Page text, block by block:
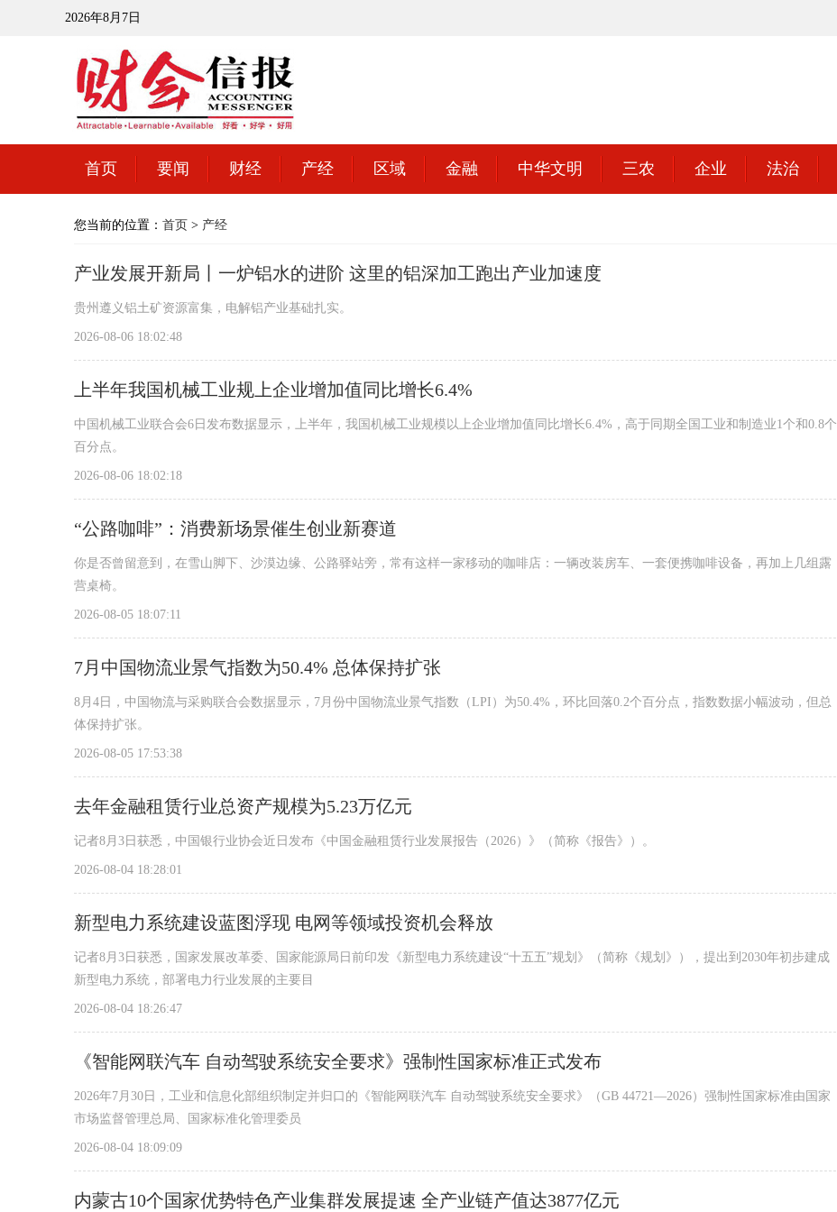
2026年8月7日
首页 要闻 财经 产经 区域 金融 中华文明 三农 企业 法治
您当前的位置： 首页 > 产经
产业发展开新局丨一炉铝水的进阶 这里的铝深加工跑出产业加速度
贵州遵义铝土矿资源富集，电解铝产业基础扎实。
2026-08-06 18:02:48
上半年我国机械工业规上企业增加值同比增长6.4%
中国机械工业联合会6日发布数据显示，上半年，我国机械工业规模以上企业增加值同比增长6.4%，高于同期全国工业和制造业1个和0.8个
百分点。
2026-08-06 18:02:18
“公路咖啡”：消费新场景催生创业新赛道
你是否曾留意到，在雪山脚下、沙漠边缘、公路驿站旁，常有这样一家移动的咖啡店：一辆改装房车、一套便携咖啡设备，再加上几组露
营桌椅。
2026-08-05 18:07:11
7月中国物流业景气指数为50.4% 总体保持扩张
8月4日，中国物流与采购联合会数据显示，7月份中国物流业景气指数（LPI）为50.4%，环比回落0.2个百分点，指数数据小幅波动，但总
体保持扩张。
2026-08-05 17:53:38
去年金融租赁行业总资产规模为5.23万亿元
记者8月3日获悉，中国银行业协会近日发布《中国金融租赁行业发展报告（2026）》（简称《报告》）。
2026-08-04 18:28:01
新型电力系统建设蓝图浮现 电网等领域投资机会释放
记者8月3日获悉，国家发展改革委、国家能源局日前印发《新型电力系统建设“十五五”规划》（简称《规划》），提出到2030年初步建成
新型电力系统，部署电力行业发展的主要目
2026-08-04 18:26:47
《智能网联汽车 自动驾驶系统安全要求》强制性国家标准正式发布
2026年7月30日，工业和信息化部组织制定并归口的《智能网联汽车 自动驾驶系统安全要求》（GB 44721—2026）强制性国家标准由国家
市场监督管理总局、国家标准化管理委员
2026-08-04 18:09:09
内蒙古10个国家优势特色产业集群发展提速 全产业链产值达3877亿元